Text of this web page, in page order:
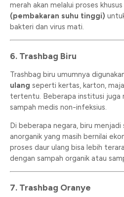
merah akan melalui proses
(pembakaran suhu tinggi)
bakteri dan virus mati.
6. Trashbag Biru
Trashbag biru umumnya
ulang seperti kertas, karton,
tertentu. Beberapa institusi juga
sampah medis non-infeksius.
Di beberapa negara, biru
anorganik yang masih bernilai
proses daur ulang bisa lebih
dengan sampah organik atau
7. Trashbag Oranye